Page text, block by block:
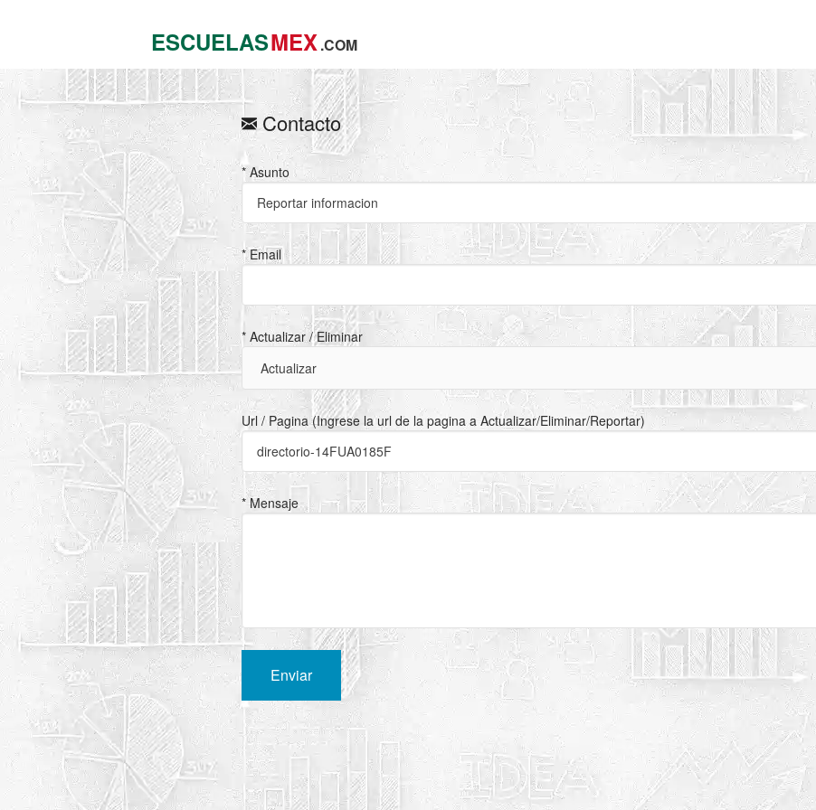
ESCUELASMEX.COM
Contacto
* Asunto
* Email
* Actualizar / Eliminar
Url / Pagina (Ingrese la url de la pagina a Actualizar/Eliminar/Reportar)
* Mensaje
Enviar